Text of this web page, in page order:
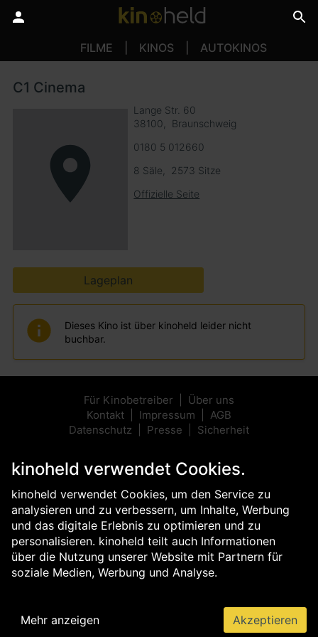
kinoheld verwendet Cookies.
kinoheld verwendet Cookies, um den Service zu
analysieren und zu verbessern, um Inhalte, Werbung
und das digitale Erlebnis zu optimieren und zu
personalisieren. kinoheld teilt auch Informationen
über die Nutzung unserer Website mit Partnern für
soziale Medien, Werbung und Analyse.
Mehr anzeigen Akzeptieren
FILME KINOS AUTOKINOS
C1 Cinema
Lange Str. 60
38100
Braunschweig
0180 5 012660
8 Säle
2573 Sitze
Offizielle Seite
Lageplan
Dieses Kino ist über kinoheld leider nicht
buchbar.
Für Kinobetreiber
Über uns
Kontakt
Impressum
AGB
Datenschutz
Presse Sicherheit